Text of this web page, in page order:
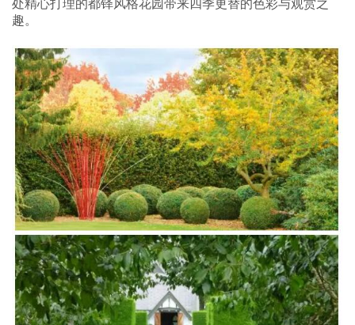
处精心打理的都铎风格花园带来四季更替的色彩与观赏之
趣。